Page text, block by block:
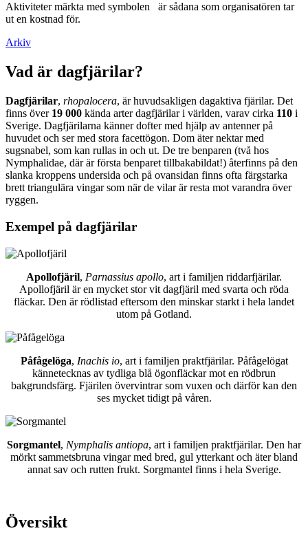
Aktiviteter märkta med symbolen
är sådana som organisatören tar
ut en kostnad för.
Arkiv
Vad är dagfjärilar?
Dagfjärilar, rhopalocera, är huvudsakligen dagaktiva fjärilar. Det
finns över 19 000 kända arter dagfjärilar i världen, varav cirka 110 i
Sverige. Dagfjärilarna känner dofter med hjälp av antenner på
huvudet och ser med stora facettögon. Dom äter nektar med
sugsnabel, som kan rullas in och ut. De tre benparen (två hos
Nymphalidae, där är första benparet tillbakabildat!) återfinns på den
slanka kroppens undersida och på ovansidan finns ofta färgstarka
brett triangulära vingar som när de vilar är resta mot varandra över
ryggen.
Exempel på dagfjärilar
Apollofjäril, Parnassius apollo, art i familjen riddarfjärilar.
Apollofjäril är en mycket stor vit dagfjäril med svarta och röda
fläckar. Den är rödlistad eftersom den minskar starkt i hela landet
utom på Gotland.
Påfågelöga, Inachis io, art i familjen praktfjärilar. Påfågelögat
kännetecknas av tydliga blå ögonfläckar mot en rödbrun
bakgrundsfärg. Fjärilen övervintrar som vuxen och därför kan den
ses mycket tidigt på våren.
Sorgmantel, Nymphalis antiopa, art i familjen praktfjärilar. Den har
mörkt sammetsbruna vingar med bred, gul ytterkant och äter bland
annat sav och rutten frukt. Sorgmantel finns i hela Sverige.
Översikt